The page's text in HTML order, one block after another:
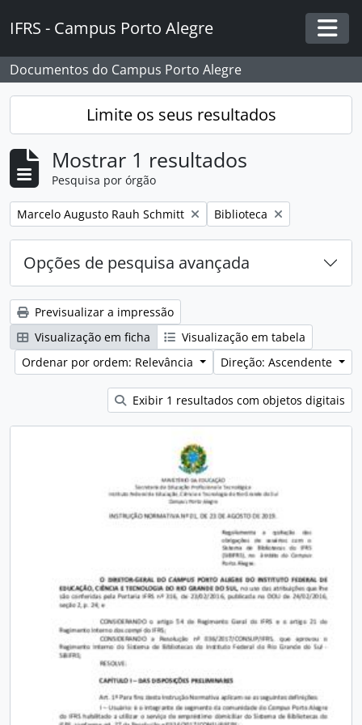
IFRS - Campus Porto Alegre
Documentos do Campus Porto Alegre
Limite os seus resultados
Mostrar 1 resultados
Pesquisa por órgão
Remover filtro:
Marcelo Augusto Rauh Schmitt Remover filtro:
Biblioteca
Opções de pesquisa avançada
Previsualizar a impressão
Visualização em ficha
Visualização em tabela
Ordenar por ordem: Relevância
Direção: Ascendente
Exibir 1 resultados com objetos digitais